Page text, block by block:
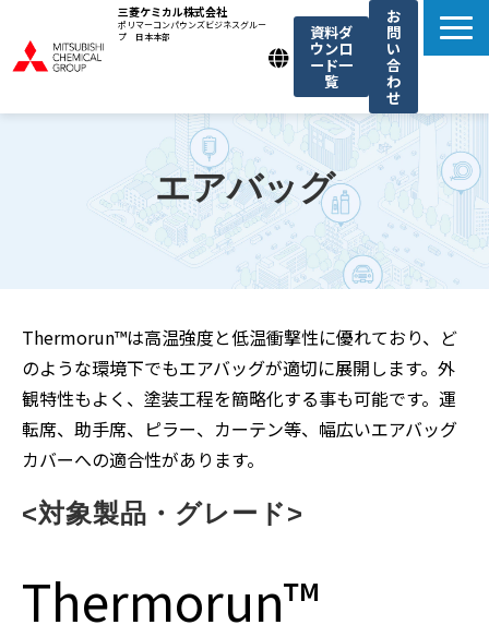
三菱ケミカル株式会社
ポリマーコンパウンズビジネスグルー
プ 日本本部
資料ダ
ウンロ
ード一
覧
お
問
い
合
わ
せ
製品一覧
我々の強み
用途例一覧
機能・トレンド記事一覧
お知らせ
エアバッグ
Thermorun™は高温強度と低温衝撃性に優れており、ど
のような環境下でもエアバッグが適切に展開します。外
観特性もよく、塗装工程を簡略化する事も可能です。運
転席、助手席、ピラー、カーテン等、幅広いエアバッグ
カバーへの適合性があります。
<対象製品・グレード>
Thermorun™